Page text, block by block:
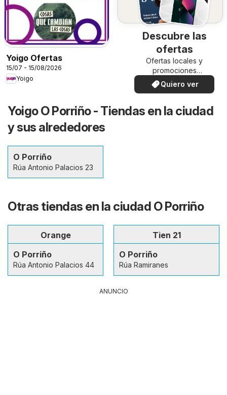
Yoigo Ofertas
15/07 - 15/08/2026
Yoigo
Descubre las
ofertas
Ofertas locales y
promociones
especiales.
Quiero ver
Yoigo O Porriño - Tiendas en la ciudad
y sus alrededores
O Porriño
Rúa Antonio Palacios 23
Otras tiendas en la ciudad O Porriño
Orange
O Porriño
Rúa Antonio Palacios 44
Tien 21
O Porriño
Rúa Ramiranes
ANUNCIO